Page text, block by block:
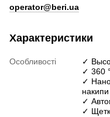
operator@beri.ua
Характеристики
Особливості
✓
✓ 360
✓
накипи
✓
✓